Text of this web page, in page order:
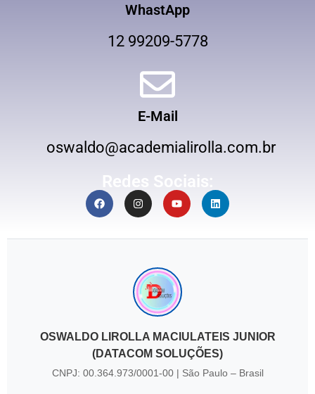
WhastApp
12 99209-5778
E-Mail
oswaldo@academialirolla.com.br
Redes Sociais:
OSWALDO LIROLLA MACIULATEIS JUNIOR
(DATACOM SOLUÇÕES)
CNPJ: 00.364.973/0001-00 | São Paulo – Brasil